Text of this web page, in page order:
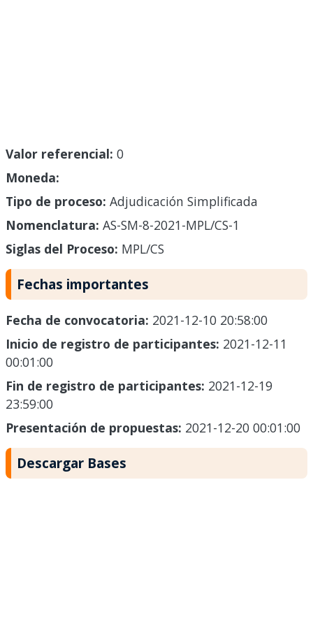
Valor referencial: 0
Moneda:
Tipo de proceso: Adjudicación Simplificada
Nomenclatura: AS-SM-8-2021-MPL/CS-1
Siglas del Proceso: MPL/CS
Fechas importantes
Fecha de convocatoria: 2021-12-10 20:58:00
Inicio de registro de participantes: 2021-12-11
00:01:00
Fin de registro de participantes: 2021-12-19
23:59:00
Presentación de propuestas: 2021-12-20 00:01:00
Descargar Bases